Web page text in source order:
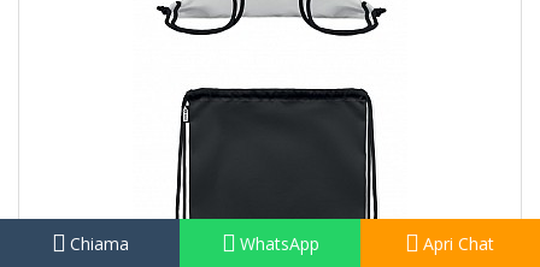
Chiama WhatsApp Apri Chat